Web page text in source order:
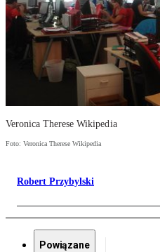
Veronica Therese Wikipedia
Foto: Veronica Therese Wikipedia
Robert Przybylski
Powiązane